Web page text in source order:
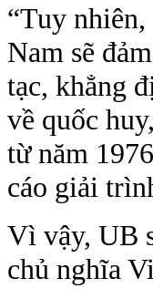
“Tuy
Nam sẽ
tạc, khẳng
về quốc
từ năm
cáo giải
Vì vậy, UB
chủ nghĩa